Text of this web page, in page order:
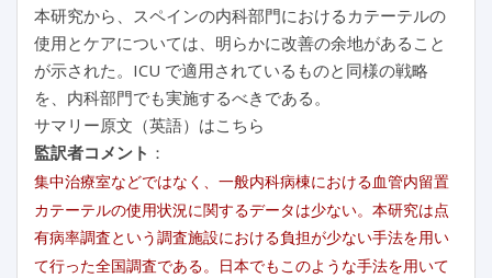
本研究から、スペインの内科部門におけるカテーテルの
使用とケアについては、明らかに改善の余地があること
が示された。ICU で適用されているものと同様の戦略
を、内科部門でも実施するべきである。
サマリー原文（英語）はこちら
監訳者コメント ：
集中治療室などではなく、一般内科病棟における血管内留置
カテーテルの使用状況に関するデータは少ない。本研究は点
有病率調査という調査施設における負担が少ない手法を用い
て行った全国調査である。日本でもこのような手法を用いて